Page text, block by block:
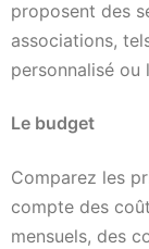
proposent des
associations,
personnalisé
Le budget
Comparez les
compte des
mensuels, des